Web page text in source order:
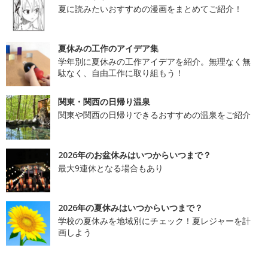
夏に読みたいおすすめの漫画をまとめてご紹介！
夏休みの工作のアイデア集
学年別に夏休みの工作アイデアを紹介。無理なく無
駄なく、自由工作に取り組もう！
関東・関西の日帰り温泉
関東や関西の日帰りできるおすすめの温泉をご紹介
2026年のお盆休みはいつからいつまで？
最大9連休となる場合もあり
2026年の夏休みはいつからいつまで？
学校の夏休みを地域別にチェック！夏レジャーを計
画しよう